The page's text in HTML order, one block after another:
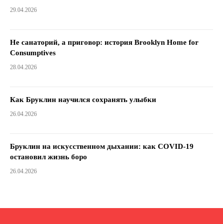
29.04.2026
Не санаторий, а приговор: история Brooklyn Home for
Consumptives
28.04.2026
Как Бруклин научился сохранять улыбки
26.04.2026
Бруклин на искусственном дыхании: как COVID-19
остановил жизнь боро
26.04.2026